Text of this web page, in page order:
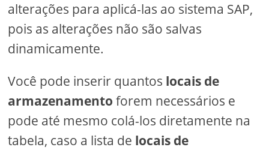
alterações para aplicá-las ao sistema SAP,
pois as alterações não são salvas
dinamicamente.
Você pode inserir quantos locais de
armazenamentoforem necessários e
pode até mesmo colá-los diretamente na
tabela, caso a lista de locais de